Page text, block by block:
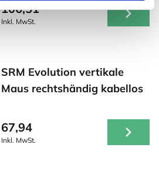
106,51
Inkl. MwSt.
SRM Evolution vertikale
Maus rechtshändig kabellos
67,94
Inkl. MwSt.